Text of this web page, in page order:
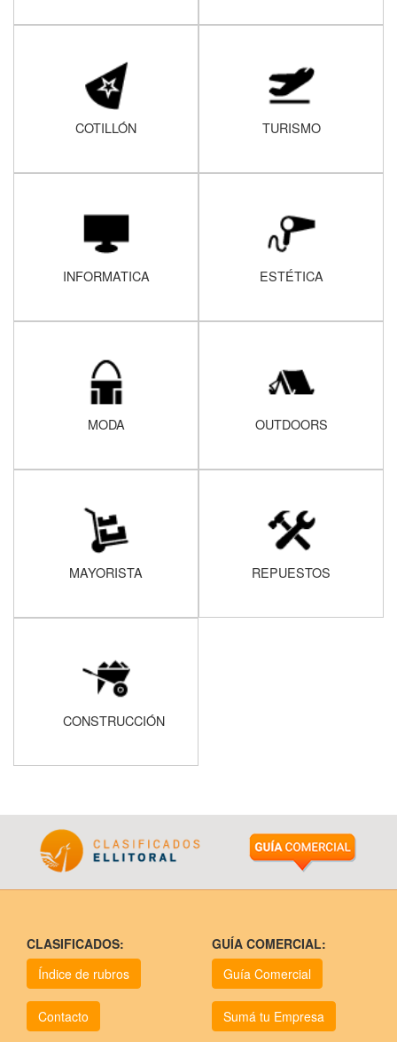
COTILLÓN TURISMO
INFORMATICA ESTÉTICA
MODA OUTDOORS
MAYORISTA REPUESTOS
CONSTRUCCIÓN
CLASIFICADOS:
Índice de rubros
Contacto
GUÍA COMERCIAL:
Guía Comercial
Sumá tu Empresa